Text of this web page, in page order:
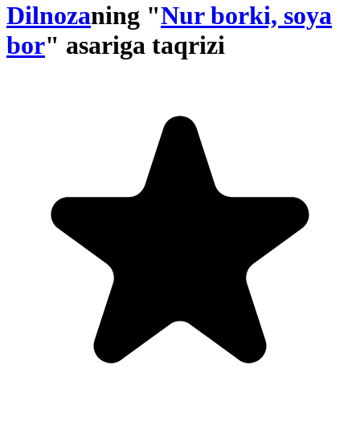
Dilnozaning "Nur borki, soya
bor" asariga taqrizi